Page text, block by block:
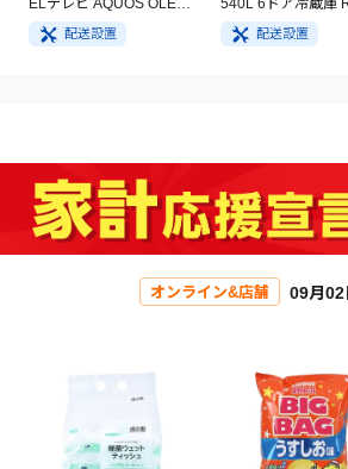
ELテレビ AQUOS OLED
4T-C55GQ3
配送設置
540L 6ドア冷蔵庫
HW54V(N) ライトゴ
ド
配送設置
オンライン&店舗 09月02